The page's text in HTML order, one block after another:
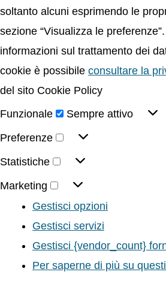
soltanto alcuni esprimendo le
sezione “Visualizza le
informazioni sul trattamento dei
cookie è possibile consultare la
del sito Cookie Policy
Funzionale
Sempre attivo
Preferenze
Statistiche
Marketing
Gestisci opzioni
Gestisci servizi
Gestisci {vendor_count}
Per saperne di più su